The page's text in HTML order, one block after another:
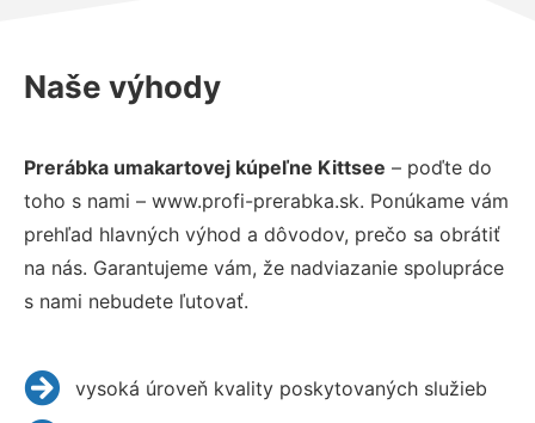
Naše výhody
Prerábka umakartovej kúpeľne Kittsee – poďte do
toho s nami – www.profi-prerabka.sk. Ponúkame vám
prehľad hlavných výhod a dôvodov, prečo sa obrátiť
na nás. Garantujeme vám, že nadviazanie spolupráce
s nami nebudete ľutovať.
vysoká úroveň kvality poskytovaných služieb